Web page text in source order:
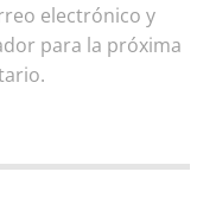
electrónico y
para la próxima